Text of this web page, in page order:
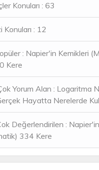
Konuları : 63
Konuları : 12
: Napier'in Kemikleri
Kere
Yorum Alan : Logaritma
Hayatta Nerelerde
Değerlendirilen :
334 Kere